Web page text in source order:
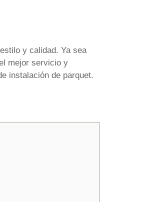
y calidad. Ya sea
mejor servicio y
instalación de parquet.